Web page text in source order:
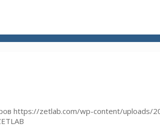
https://zetlab.com/wp-content/uploads/